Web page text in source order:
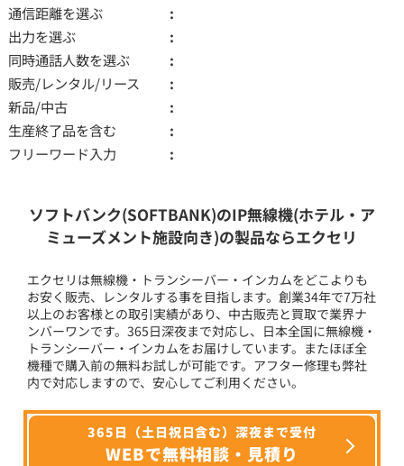
通信距離を選ぶ
出力を選ぶ
同時通話人数を選ぶ
販売/レンタル/リース
新品/中古
生産終了品を含む
フリーワード入力
ソフトバンク(SOFTBANK)のIP無線機(ホテル・ア
ミューズメント施設向き)の製品ならエクセリ
エクセリは無線機・トランシーバー・インカムをどこよりも
お安く販売、レンタルする事を目指します。創業34年で7万社
以上のお客様との取引実績があり、中古販売と買取で業界ナ
ンバーワンです。365日深夜まで対応し、日本全国に無線機・
トランシーバー・インカムをお届けしています。またほぼ全
機種で購入前の無料お試しが可能です。アフター修理も弊社
内で対応しますので、安心してご利用ください。
365日（土日祝日含む）深夜まで受付
WEBで無料相談・見積り